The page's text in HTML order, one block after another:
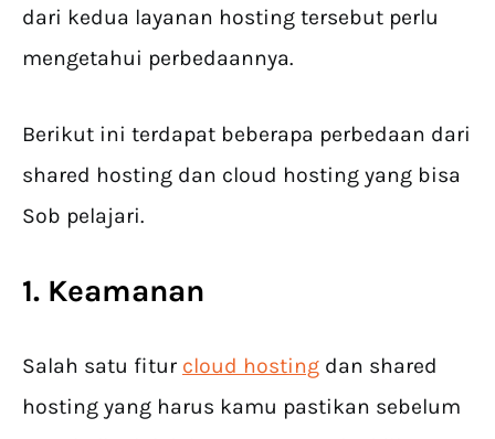
dari kedua layanan hosting tersebut perlu
mengetahui perbedaannya.
Berikut ini terdapat beberapa perbedaan dari
shared hosting dan cloud hosting yang bisa
Sob pelajari.
1. Keamanan
Salah satu fitur cloud hosting dan shared
hosting yang harus kamu pastikan sebelum